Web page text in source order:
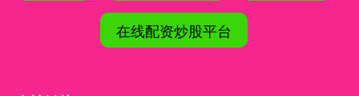
在线配资炒股平台